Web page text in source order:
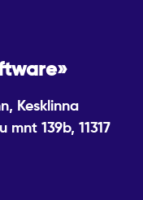
Kesklinna
139b, 11317